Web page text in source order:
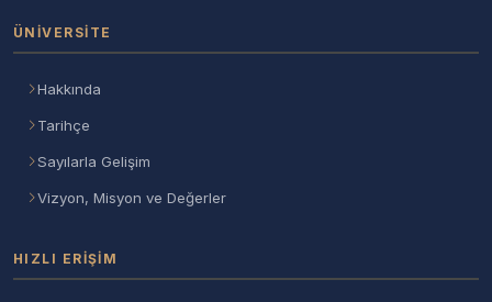
ÜNIVERSITE
Hakkında
Tarihçe
Sayılarla Gelişim
Vizyon, Misyon ve Değerler
HIZLI ERIŞIM